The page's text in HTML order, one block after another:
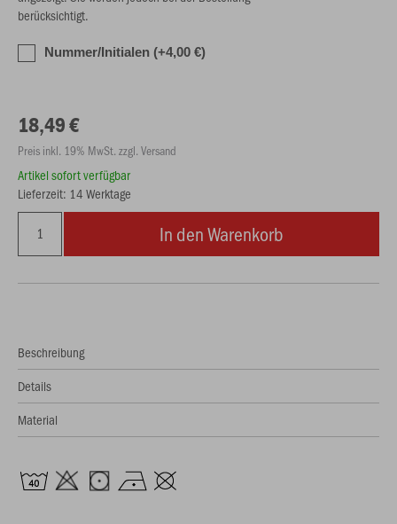
berücksichtigt.
Nummer/Initialen (+4,00 €)
18,49 €
Preis inkl. 19% MwSt. zzgl. Versand
Artikel sofort verfügbar
Lieferzeit: 14 Werktage
In den Warenkorb
Beschreibung
Details
Material